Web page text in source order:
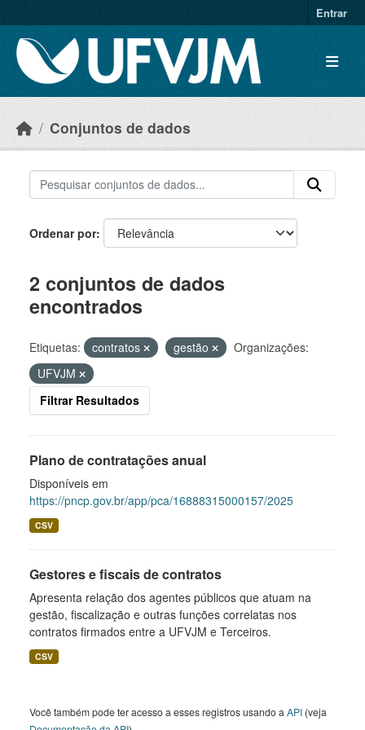
Entrar
Conjuntos de dados
Ordenar por
2 conjuntos de dados
encontrados
Etiquetas: contratos gestão
Organizações:
UFVJM
Filtrar Resultados
Plano de contratações anual
Disponíveis em
https://pncp.gov.br/app/pca/16888315000157/2025
CSV
Gestores e fiscais de contratos
Apresenta relação dos agentes públicos que atuam na
gestão, fiscalização e outras funções correlatas nos
contratos firmados entre a UFVJM e Terceiros.
CSV
Você também pode ter acesso a esses registros usando a API (veja